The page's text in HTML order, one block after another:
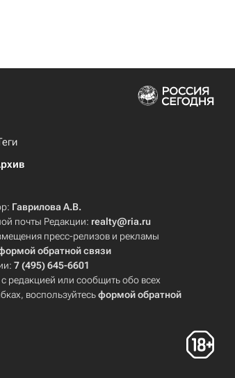
Гаврилова А.В.
почты Редакции: realty@ria.ru
пресс-релизов и рекламы
обратной связи
7 (495) 645-6601
редакцией или сообщить обо всех
воспользуйтесьформой обратной